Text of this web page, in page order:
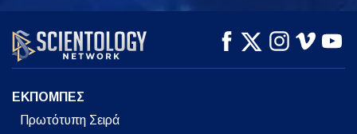
ΠΑΡΑΚΟΛΟΥΘΗΣΤΕ ΠΑΡΑΚΟΛΟΥΘΗΣΤΕ
ΕΞΕΡΕΥΝΗΣΤΕ ΤΗ
ΣΕΙΡΑ
ΕΚΠΟΜΠΕΣ
Πρωτότυπη Σειρά